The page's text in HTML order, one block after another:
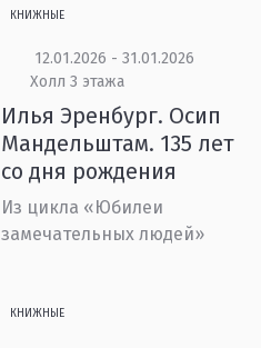
КНИЖНЫЕ
12.01.2026 - 31.01.2026
Холл 3 этажа
Илья Эренбург. Осип
Мандельштам. 135 лет
со дня рождения
Из цикла «Юбилеи
замечательных людей»
КНИЖНЫЕ